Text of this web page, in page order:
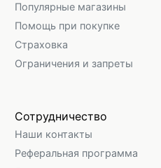
Популярные магазины
Помощь при покупке
Страховка
Ограничения и запреты
Сотрудничество
Наши контакты
Реферальная программа